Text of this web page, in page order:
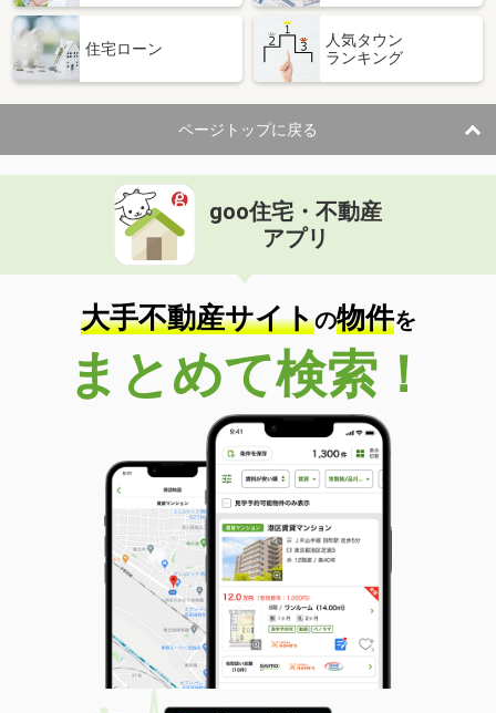
住宅ローン
人気タウン
ランキング
ページトップに戻る
goo住宅・不動産
アプリ
大手不動産サイトの物件を
まとめて検索！